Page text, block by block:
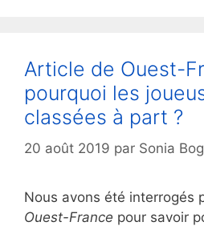
Article de Ouest-
pourquoi les
classées à part ?
20 août 2019 par Sonia
Nous avons été interrogés
Ouest-France pour savoir